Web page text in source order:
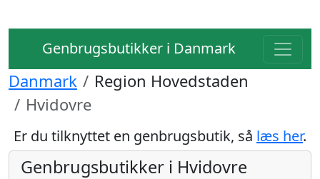
Genbrugsbutikker i Danmark
Danmark
Region Hovedstaden
Hvidovre
Er du tilknyttet en genbrugsbutik, så læs her.
Genbrugsbutikker i Hvidovre